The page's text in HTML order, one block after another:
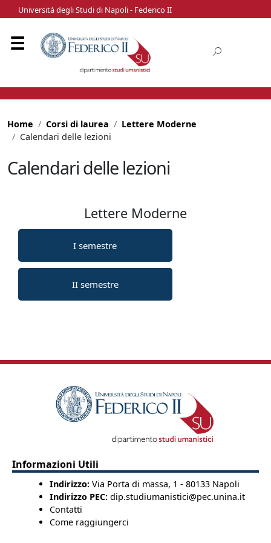
Università degli Studi di Napoli - Federico II
Home Corsi di laurea
Lettere Moderne
Calendari delle lezioni
Calendari delle lezioni
Lettere Moderne
I semestre
II semestre
Informazioni Utili
Indirizzo: Via Porta di massa, 1 - 80133 Napoli
Indirizzo PEC: dip.studiumanistici@pec.unina.it
Contatti
Come raggiungerci